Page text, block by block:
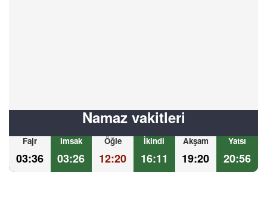
Namaz vakitleri
Fajr
03:36
Imsak
03:26
Öğle
12:20
İkindi
16:11
Akşam
19:20
Yatsı
20:56